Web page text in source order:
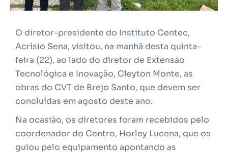
O diretor-presidente do Instituto Centec,
Acrísio Sena, visitou, na manhã desta quinta-
feira (22), ao lado do diretor de Extensão
Tecnológica e Inovação, Cleyton Monte, as
obras do CVT de Brejo Santo, que devem ser
concluídas em agosto deste ano.
Na ocasião, os diretores foram recebidos pelo
coordenador do Centro, Horley Lucena, que os
guiou pelo equipamento apontando as